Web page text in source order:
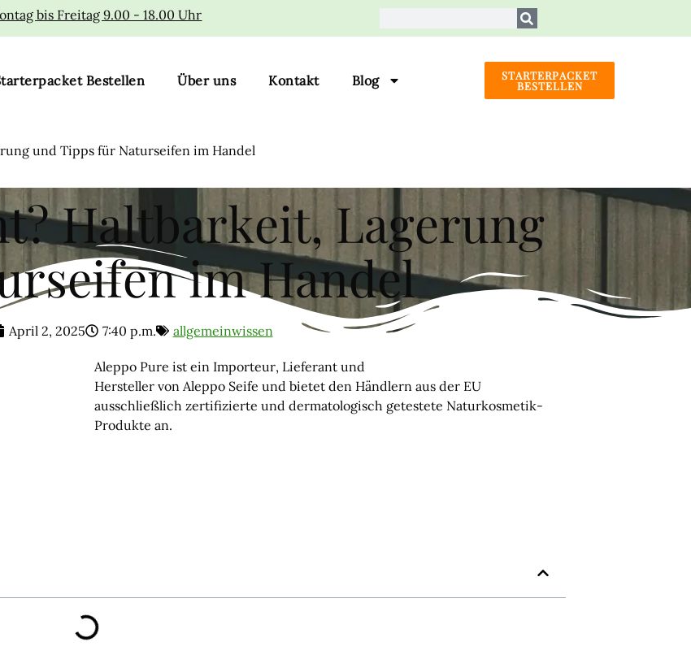
bis Freitag 9.00 - 18.00 Uhr
Bestellen Über uns Kontakt Blog STARTERPACKET
BESTELLEN
und Tipps für Naturseifen im Handel
Haltbarkeit, Lagerung
im Handel
April 2, 2025 7:40 p.m. allgemeinwissen
Aleppo Pure ist ein Importeur, Lieferant und
Hersteller von Aleppo Seife und bietet den Händlern aus der EU
ausschließlich zertifizierte und dermatologisch getestete Naturkosmetik-
Produkte an.